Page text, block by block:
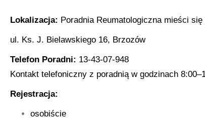
Lokalizacja: Poradnia Reumatologiczna mieści
ul. Ks. J. Bielawskiego 16, Brzozów
Telefon Poradni: 13-43-07-948
Kontakt telefoniczny z poradnią w godzinach
Rejestracja:
osobiście